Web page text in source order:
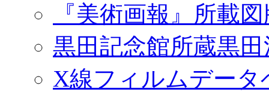
『美術画報』所載
黒田記念館所蔵黒
X線フィルムデータ